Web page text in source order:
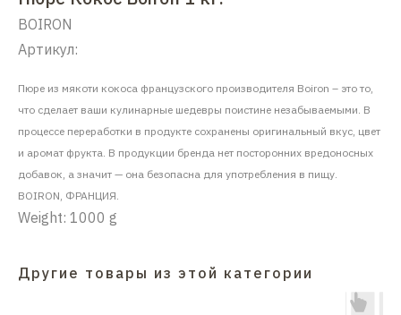
BOIRON
Артикул:
Пюре из мякоти кокоса французского производителя Boiron – это то,
что сделает ваши кулинарные шедевры поистине незабываемыми. В
процессе переработки в продукте сохранены оригинальный вкус, цвет
и аромат фрукта. В продукции бренда нет посторонних вредоносных
добавок, а значит — она безопасна для употребления в пищу.
BOIRON, ФРАНЦИЯ.
Weight: 1000 g
Другие товары из этой категории